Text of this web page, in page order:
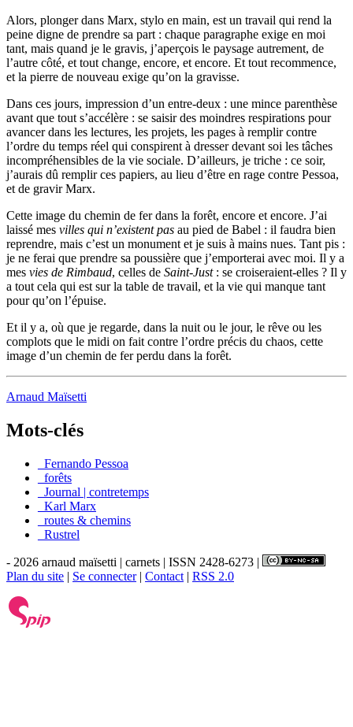
Alors, plonger dans Marx, stylo en main, est un travail qui rend la
peine digne de prendre sa part : chaque paragraphe exige en moi
tant, mais quand je le gravis, j’aperçois le paysage autrement, de
l’autre côté, et tout change, encore, et encore. Et tout recommence,
et la pierre de nouveau exige qu’on la gravisse.
Dans ces jours, impression d’un entre-deux : une mince parenthèse
avant que tout s’accélère : se saisir des moindres respirations pour
avancer dans les lectures, les projets, les pages à remplir contre
l’ordre du temps réel qui conspirent à dresser devant soi les tâches
incompréhensibles de la vie sociale. D’ailleurs, je triche : ce soir,
j’aurais dû remplir ces papiers, au lieu d’être en rage contre Pessoa,
et de gravir Marx.
Cette image du chemin de fer dans la forêt, encore et encore. J’ai
laissé mes villes qui n’existent pas au pied de Babel : il faudra bien
reprendre, mais c’est un monument et je suis à mains nues. Tant pis :
je ne ferai que prendre sa poussière que j’emporterai avec moi. Il y a
mes vies de Rimbaud, celles de Saint-Just: se croiseraient-elles ? Il y
a tout cela qui est sur la table de travail, et la vie qui manque tant
pour qu’on l’épuise.
Et il y a, où que je regarde, dans la nuit ou le jour, le rêve ou les
complots que le midi on fait contre l’ordre précis du chaos, cette
image d’un chemin de fer perdu dans la forêt.
Arnaud Maïsetti
Mots-clés
_Fernando Pessoa
_forêts
_Journal | contretemps
_Karl Marx
_routes & chemins
_Rustrel
- 2026 arnaud maïsetti | carnets | ISSN 2428-6273 |
Plan du site | Se connecter| Contact | RSS 2.0